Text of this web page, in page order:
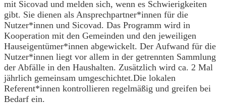
mit Sicovad und melden sich, wenn es Schwierigkeiten
gibt. Sie dienen als Ansprechpartner*innen für die
Nutzer*innen und Sicovad. Das Programm wird in
Kooperation mit den Gemeinden und den jeweiligen
Hauseigentümer*innen abgewickelt. Der Aufwand für die
Nutzer*innen liegt vor allem in der getrennten Sammlung
der Abfälle in den Haushalten. Zusätzlich wird ca. 2 Mal
jährlich gemeinsam umgeschichtet.Die lokalen
Referent*innen kontrollieren regelmäßig und greifen bei
Bedarf ein.